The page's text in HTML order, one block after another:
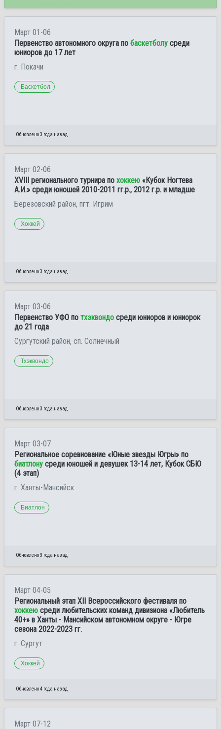
Март 01-06
Первенство автономного округа по баскетболу среди
юниоров до 17 лет
г. Покачи
Баскетбол
Обновлено 3 года назад
Март 02-06
XVIII регионального турнира по хоккею «Кубок Ногтева
А.И.» среди юношей 2010-2011 гг.р., 2012 г.р. и младше
Березовский район, пгт. Игрим
Хоккей
Обновлено 3 года назад
Март 03-06
Первенство УФО по тхэквондо среди юниоров и юниорок
до 21 года
Сургутский район, сп. Солнечный
Тхэквондо
Обновлено 3 года назад
Март 03-07
Региональное соревнование «Юные звезды Югры» по
биатлону среди юношей и девушек 13-14 лет, Кубок СБЮ
(4 этап)
г. Ханты-Мансийск
Биатлон
Обновлено 3 года назад
Март 04-05
Региональный этап ХII Всероссийского фестиваля по
хоккею среди любительских команд дивизиона «Любитель
40+» в Ханты - Мансийском автономном округе - Югре
сезона 2022-2023 гг.
г. Сургут
Хоккей
Обновлено 4 года назад
Март 07-12